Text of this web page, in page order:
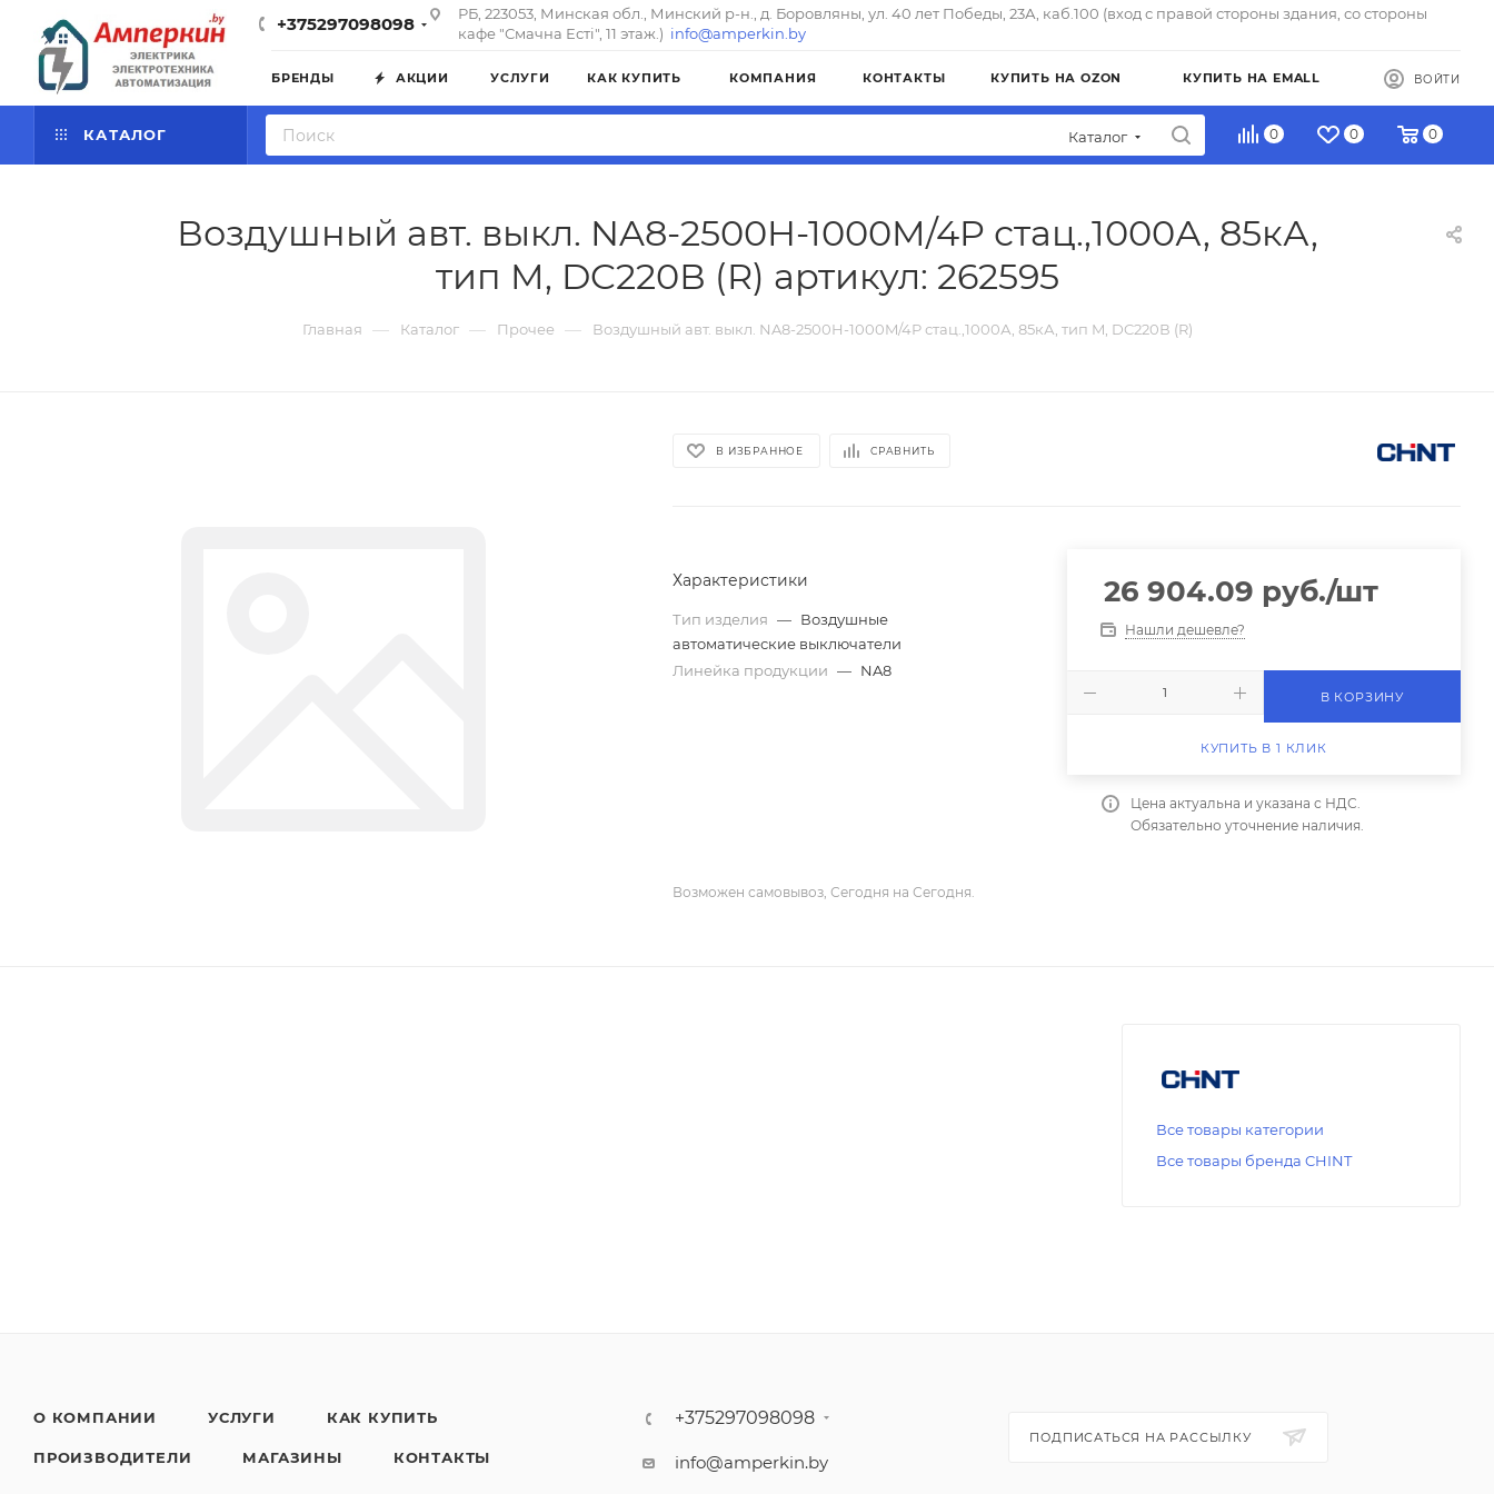
+375297098098
РБ, 223053, Минская обл., Минский р-н., д. Боровляны, ул. 40 лет Победы, 23А, каб.100 (вход с правой стороны здания, со стороны
кафе "Смачна Естi", 11 этаж.) info@amperkin.by
БРЕНДЫ АКЦИИ УСЛУГИ КАК КУПИТЬ КОМПАНИЯ КОНТАКТЫ КУПИТЬ НА OZON КУПИТЬ НА EMALL ВОЙТИ
КАТАЛОГ Каталог 0 0 0
Воздушный авт. выкл. NA8-2500H-1000M/4P стац.,1000А, 85кА,
тип M, DC220В (R) артикул: 262595
Главная — Каталог — Прочее — Воздушный авт. выкл. NA8-2500H-1000M/4P стац.,1000А, 85кА, тип M, DC220В (R)
В ИЗБРАННОЕ СРАВНИТЬ
Характеристики
Тип изделия — Воздушные
автоматические выключатели
Линейка продукции — NA8
26 904.09 руб./шт
Нашли дешевле?
В КОРЗИНУ
КУПИТЬ В 1 КЛИК
Цена актуальна и указана с НДС.
Обязательно уточнение наличия.
Возможен самовывоз, Сегодня на Сегодня.
Все товары категории
Все товары бренда CHINT
О КОМПАНИИ УСЛУГИ КАК КУПИТЬ
ПРОИЗВОДИТЕЛИ МАГАЗИНЫ КОНТАКТЫ
+375297098098
info@amperkin.by
ПОДПИСАТЬСЯ НА РАССЫЛКУ